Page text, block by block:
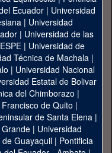
Ecuador | Universidad
| Universidad
| Universidad de las
| Universidad de
Técnica de Machala|
| Universidad Nacional
Estatal de Bolivar
del Chimborazo |
de Quito |
de Santa Elena|
| Universidad
Guayaquil| Pontificia